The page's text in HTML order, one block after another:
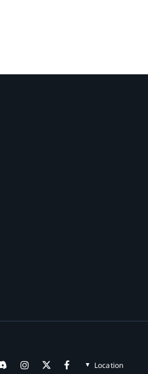
Location